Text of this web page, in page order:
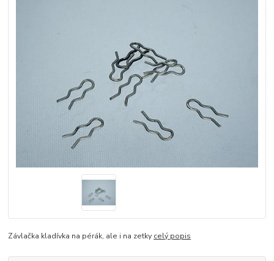
Závlačka kladívka na pérák, ale i na zetky celý popis